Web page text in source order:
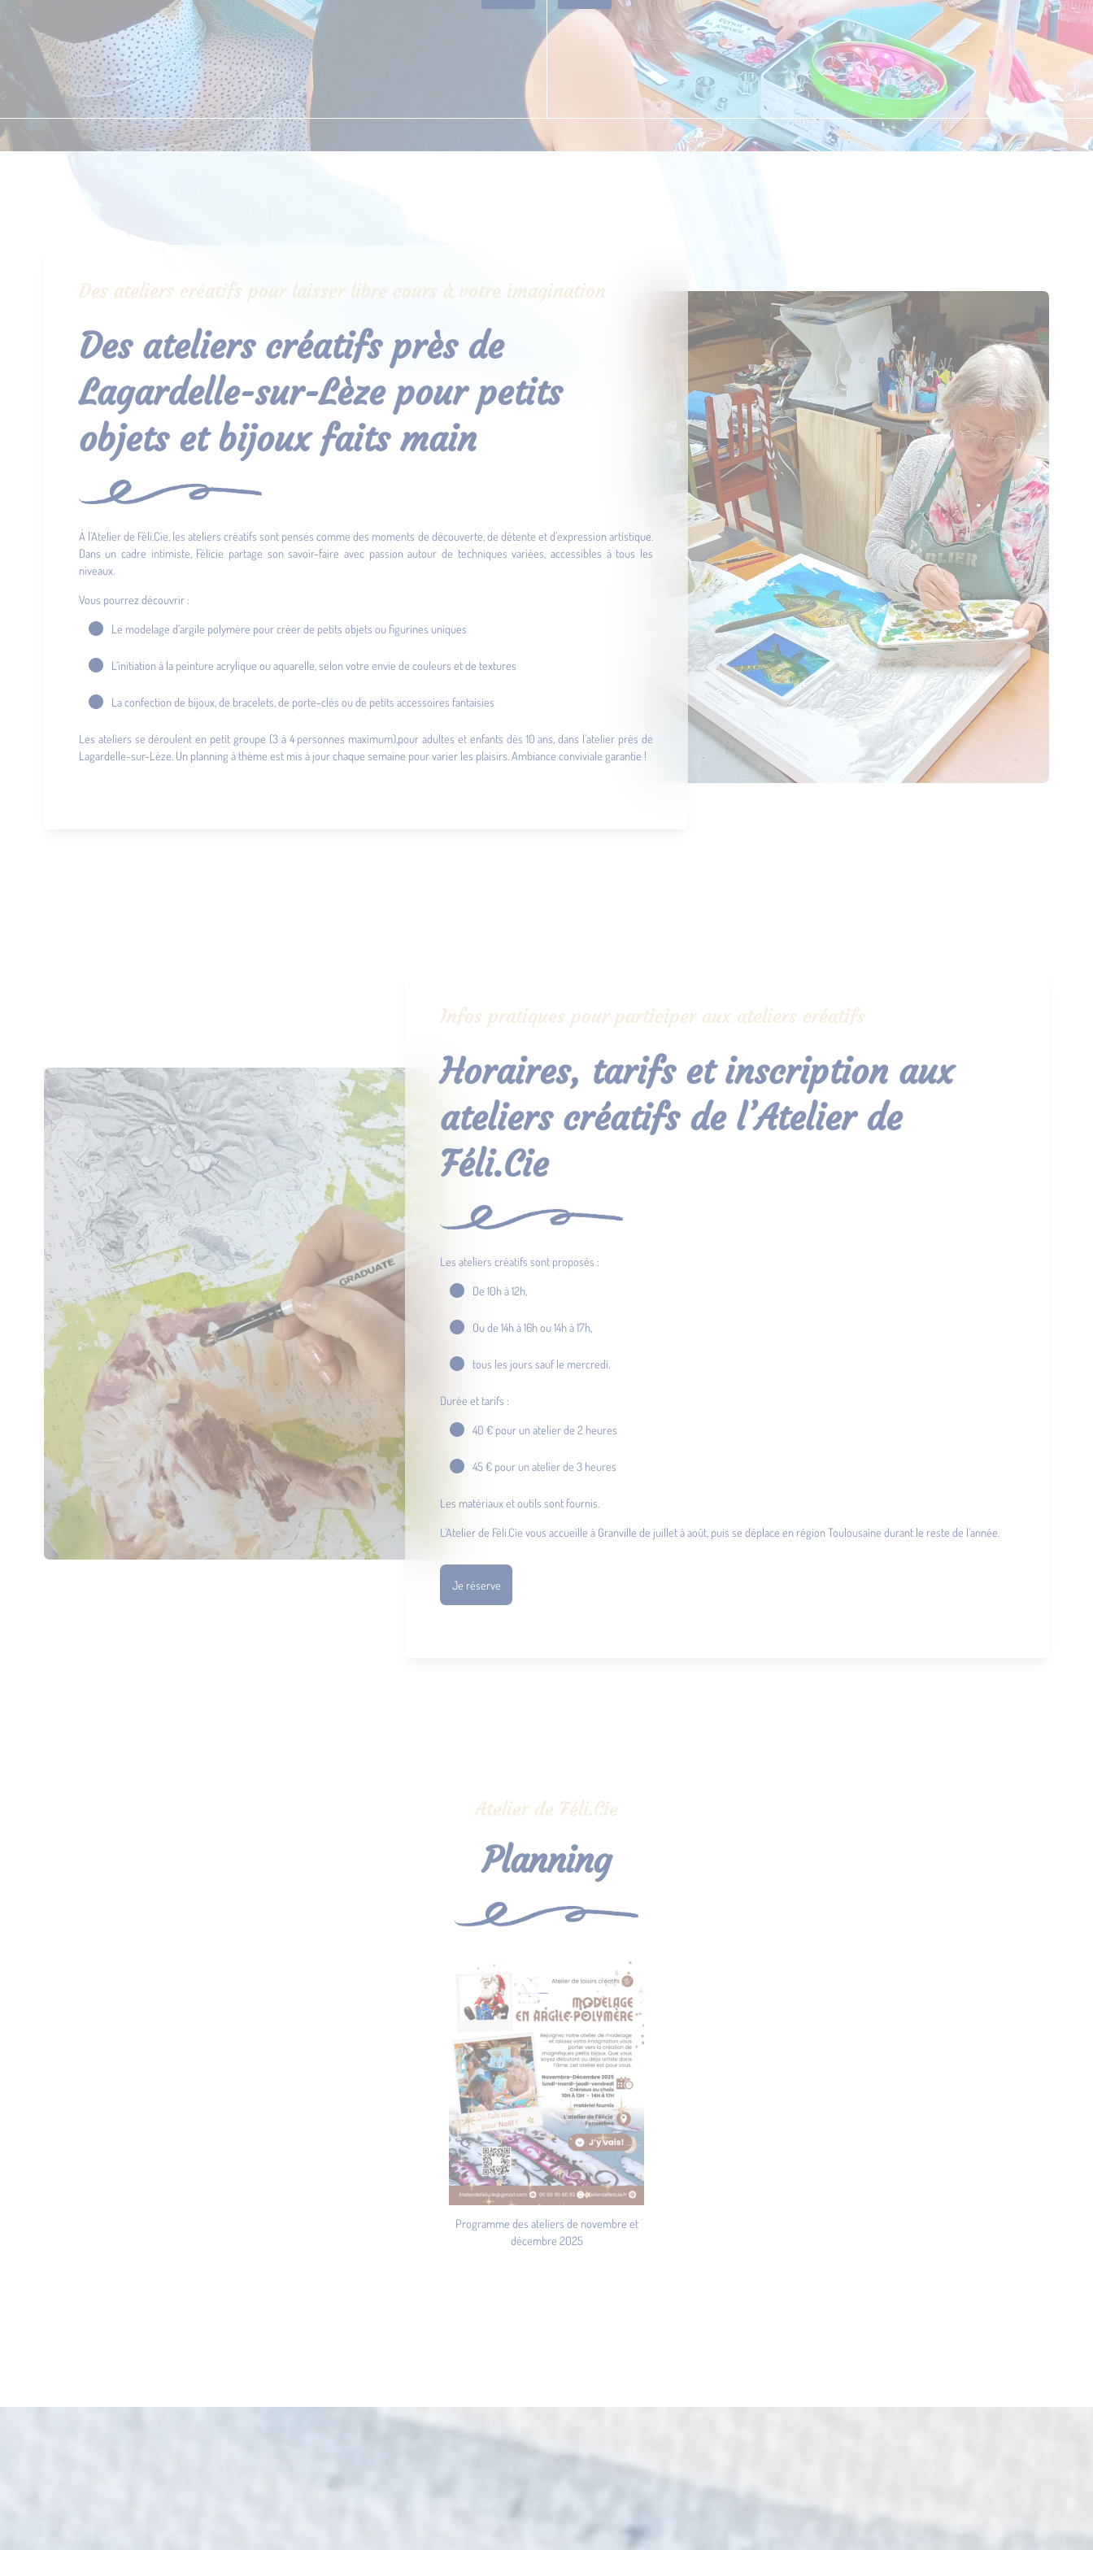
Des ateliers créatifs pour laisser libre cours à votre imagination
Des ateliers créatifs près de
Lagardelle-sur-Lèze pour petits
objets et bijoux faits main
À l’Atelier de Féli.Cie, les ateliers créatifs sont pensés comme des moments de découverte, de détente et d’expression artistique.
Dans un cadre intimiste, Félicie partage son savoir-faire avec passion autour de techniques variées, accessibles à tous les
niveaux.
Vous pourrez découvrir :
Le modelage d’argile polymère pour créer de petits objets ou figurines uniques
L’initiation à la peinture acrylique ou aquarelle, selon votre envie de couleurs et de textures
La confection de bijoux, de bracelets, de porte-clés ou de petits accessoires fantaisies
Les ateliers se déroulent en petit groupe (3 à 4 personnes maximum),pour adultes et enfants dès 10 ans, dans l’atelier près de
Lagardelle-sur-Lèze. Un planning à thème est mis à jour chaque semaine pour varier les plaisirs. Ambiance conviviale garantie !
Infos pratiques pour participer aux ateliers créatifs
Horaires, tarifs et inscription aux
ateliers créatifs de l’Atelier de
Féli.Cie
Les ateliers créatifs sont proposés :
De 10h à 12h,
Ou de 14h à 16h ou 14h à 17h,
tous les jours sauf le mercredi.
Durée et tarifs :
40 € pour un atelier de 2 heures
45 € pour un atelier de 3 heures
Les matériaux et outils sont fournis.
L’Atelier de Féli.Cie vous accueille à Granville de juillet à août, puis se déplace en région Toulousaine durant le reste de l’année.
Je réserve
Atelier de Féli.Cie
Planning
Programme des ateliers de novembre et
décembre 2025